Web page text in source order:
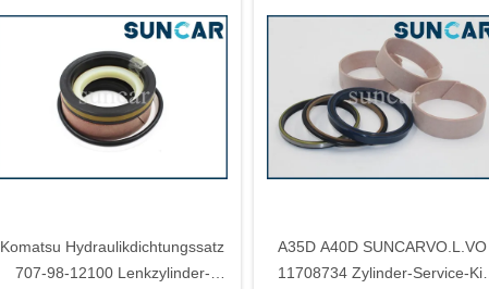
Komatsu Hydraulikdichtungssatz
707-98-12100 Lenkzylinder-
A35D A40D SUNCARVO.L.VO
11708734 Zylinder-Service-Kit